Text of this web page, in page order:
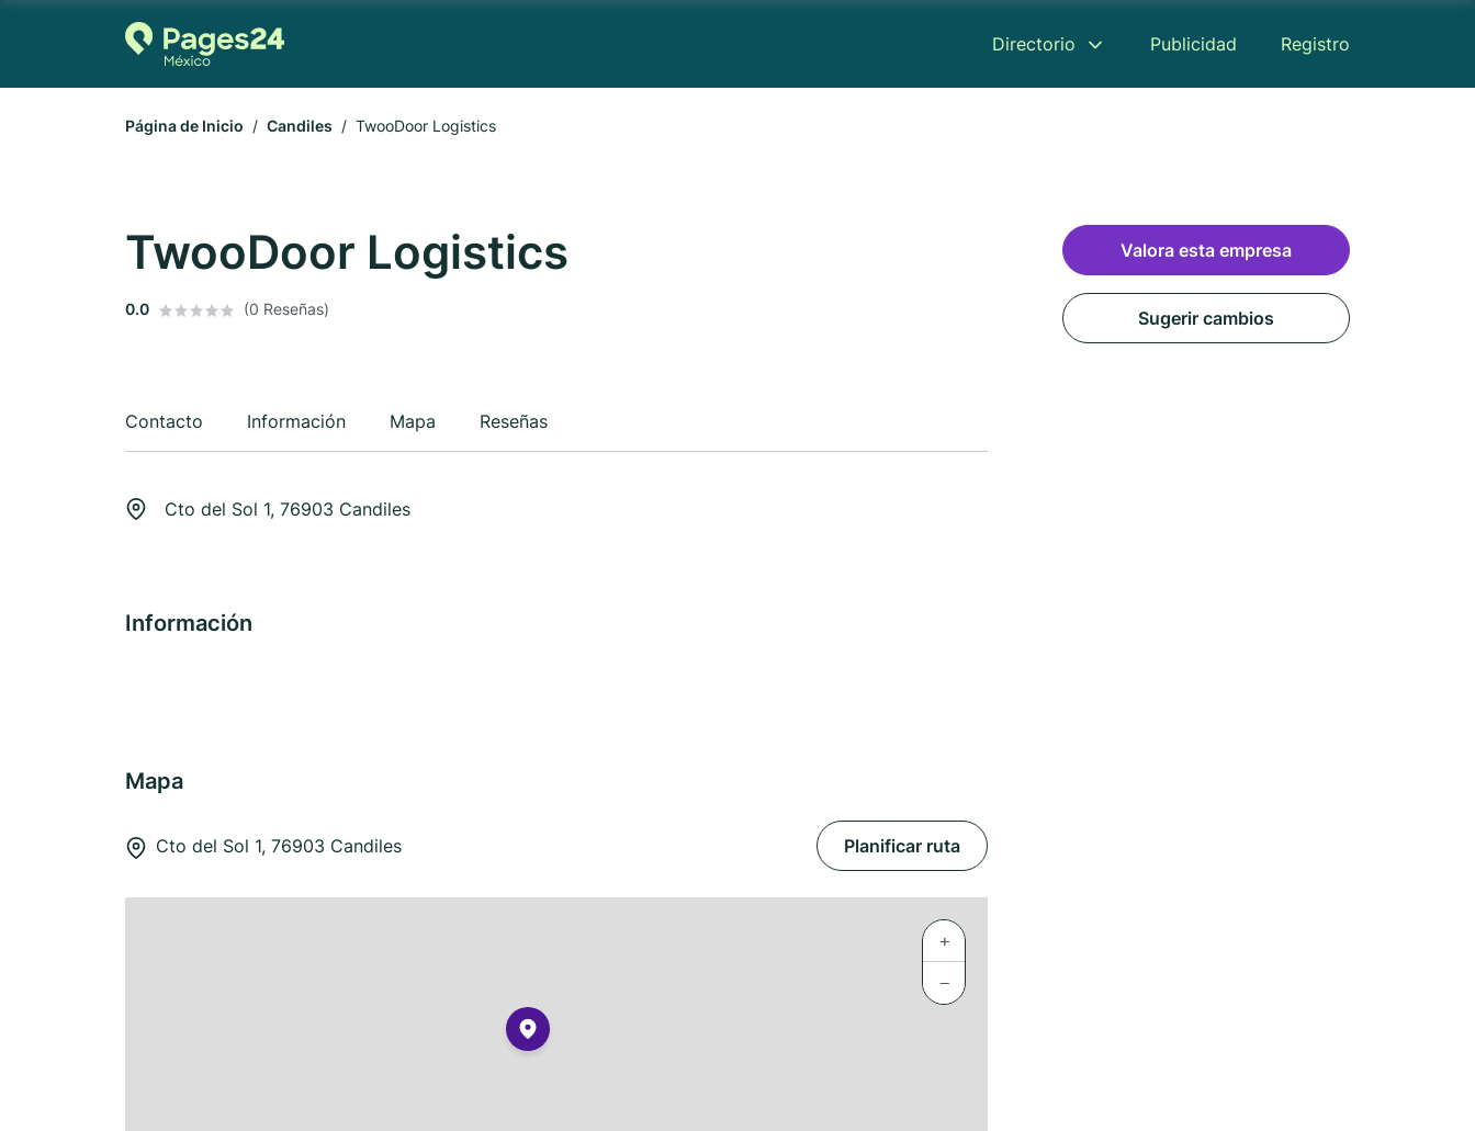
Directorio Publicidad Registro
Página de Inicio Candiles TwooDoor Logistics
TwooDoor Logistics
0.0 (0 Reseñas)
Contacto Información Mapa Reseñas
Cto del Sol 1, 76903 Candiles
Información
Mapa
Cto del Sol 1, 76903 Candiles Planificar ruta
+
−
Valora esta empresa
Sugerir cambios